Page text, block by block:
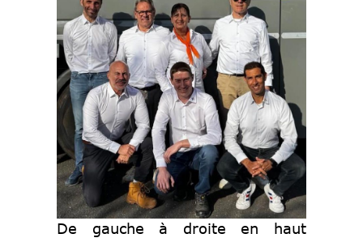
De gauche à droite en haut